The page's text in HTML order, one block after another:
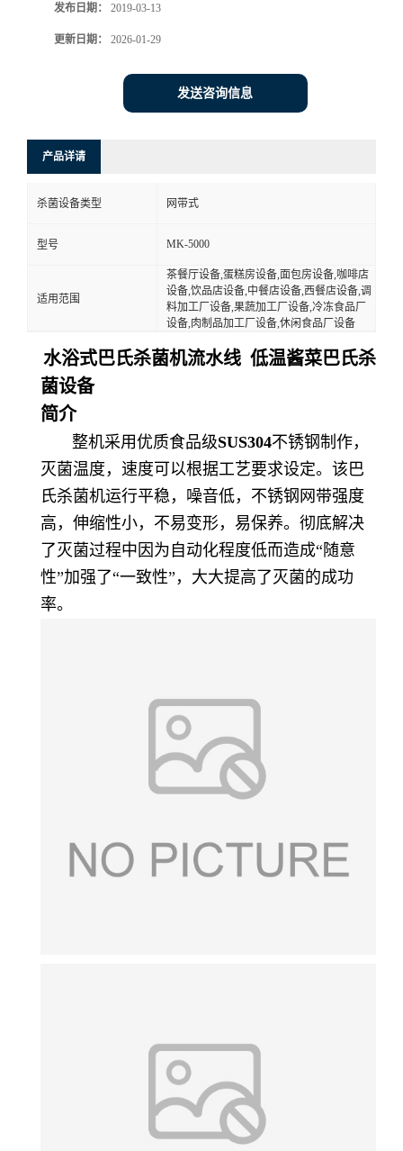
发布日期： 2019-03-13
更新日期： 2026-01-29
发送咨询信息
产品详请
杀菌设备类型 网带式
型号 MK-5000
适用范围
茶餐厅设备,蛋糕房设备,面包房设备,咖啡店
设备,饮品店设备,中餐店设备,西餐店设备,调
料加工厂设备,果蔬加工厂设备,冷冻食品厂
设备,肉制品加工厂设备,休闲食品厂设备
水浴式巴氏杀菌机流水线 低温酱菜巴氏杀
菌设备
简介
整机采用优质食品级SUS304不锈钢制作，
灭菌温度，速度可以根据工艺要求设定。该巴
氏杀菌机运行平稳，噪音低，不锈钢网带强度
高，伸缩性小，不易变形，易保养。彻底解决
了灭菌过程中因为自动化程度低而造成“随意
性”加强了“一致性”，大大提高了灭菌的成功
率。